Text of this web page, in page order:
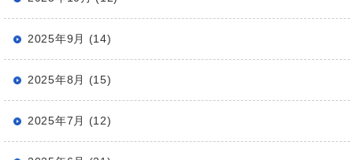
2025年9月 (14)
2025年8月 (15)
2025年7月 (12)